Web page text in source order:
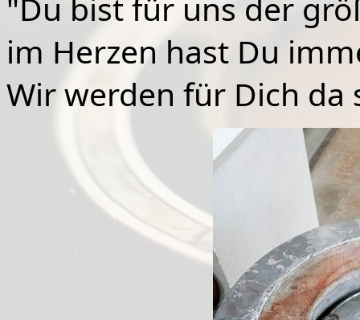
"Du bist für uns der
im Herzen hast Du
Wir werden für Dich da